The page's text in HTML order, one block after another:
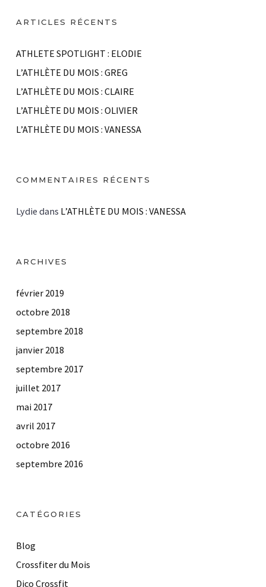
ARTICLES RÉCENTS
ATHLETE SPOTLIGHT : ELODIE
L’ATHLÈTE DU MOIS : GREG
L’ATHLÈTE DU MOIS : CLAIRE
L’ATHLÈTE DU MOIS : OLIVIER
L’ATHLÈTE DU MOIS : VANESSA
COMMENTAIRES RÉCENTS
Lydie dans L’ATHLÈTE DU MOIS : VANESSA
ARCHIVES
février 2019
octobre 2018
septembre 2018
janvier 2018
septembre 2017
juillet 2017
mai 2017
avril 2017
octobre 2016
septembre 2016
CATÉGORIES
Blog
Crossfiter du Mois
Dico Crossfit